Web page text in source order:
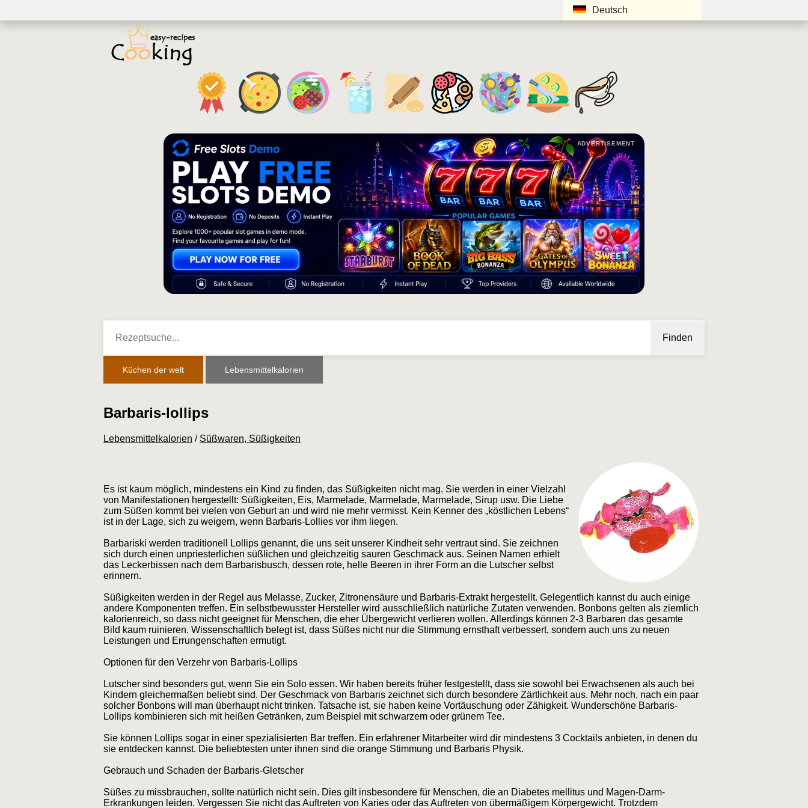
Deutsch
ADVERTISEMENT
Finden
Küchen der welt Lebensmittelkalorien
Barbaris-lollips
Lebensmittelkalorien / Süßwaren, Süßigkeiten
Es ist kaum möglich, mindestens ein Kind zu finden, das Süßigkeiten nicht mag. Sie werden in einer Vielzahl
von Manifestationen hergestellt: Süßigkeiten, Eis, Marmelade, Marmelade, Marmelade, Sirup usw. Die Liebe
zum Süßen kommt bei vielen von Geburt an und wird nie mehr vermisst. Kein Kenner des „köstlichen Lebens“
ist in der Lage, sich zu weigern, wenn Barbaris-Lollies vor ihm liegen.
Barbariski werden traditionell Lollips genannt, die uns seit unserer Kindheit sehr vertraut sind. Sie zeichnen
sich durch einen unpriesterlichen süßlichen und gleichzeitig sauren Geschmack aus. Seinen Namen erhielt
das Leckerbissen nach dem Barbarisbusch, dessen rote, helle Beeren in ihrer Form an die Lutscher selbst
erinnern.
Süßigkeiten werden in der Regel aus Melasse, Zucker, Zitronensäure und Barbaris-Extrakt hergestellt. Gelegentlich kannst du auch einige
andere Komponenten treffen. Ein selbstbewusster Hersteller wird ausschließlich natürliche Zutaten verwenden. Bonbons gelten als ziemlich
kalorienreich, so dass nicht geeignet für Menschen, die eher Übergewicht verlieren wollen. Allerdings können 2-3 Barbaren das gesamte
Bild kaum ruinieren. Wissenschaftlich belegt ist, dass Süßes nicht nur die Stimmung ernsthaft verbessert, sondern auch uns zu neuen
Leistungen und Errungenschaften ermutigt.
Optionen für den Verzehr von Barbaris-Lollips
Lutscher sind besonders gut, wenn Sie ein Solo essen. Wir haben bereits früher festgestellt, dass sie sowohl bei Erwachsenen als auch bei
Kindern gleichermaßen beliebt sind. Der Geschmack von Barbaris zeichnet sich durch besondere Zärtlichkeit aus. Mehr noch, nach ein paar
solcher Bonbons will man überhaupt nicht trinken. Tatsache ist, sie haben keine Vortäuschung oder Zähigkeit. Wunderschöne Barbaris-
Lollips kombinieren sich mit heißen Getränken, zum Beispiel mit schwarzem oder grünem Tee.
Sie können Lollips sogar in einer spezialisierten Bar treffen. Ein erfahrener Mitarbeiter wird dir mindestens 3 Cocktails anbieten, in denen du
sie entdecken kannst. Die beliebtesten unter ihnen sind die orange Stimmung und Barbaris Physik.
Gebrauch und Schaden der Barbaris-Gletscher
Süßes zu missbrauchen, sollte natürlich nicht sein. Dies gilt insbesondere für Menschen, die an Diabetes mellitus und Magen-Darm-
Erkrankungen leiden. Vergessen Sie nicht das Auftreten von Karies oder das Auftreten von übermäßigem Körpergewicht. Trotzdem